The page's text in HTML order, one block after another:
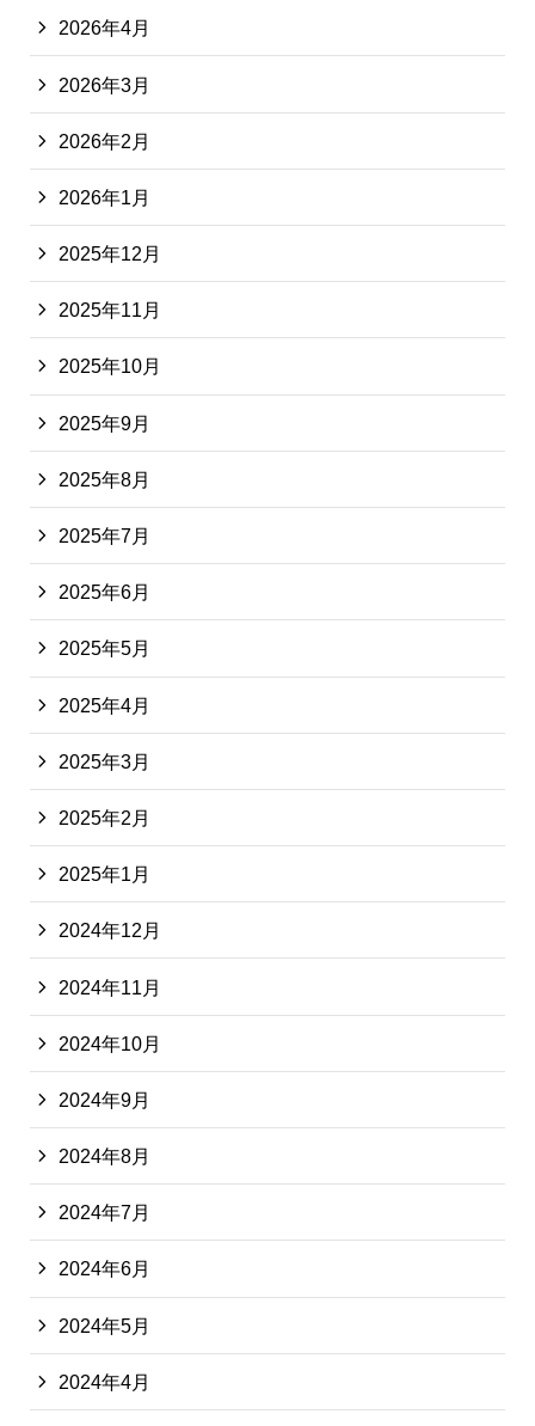
2026年4月
2026年3月
2026年2月
2026年1月
2025年12月
2025年11月
2025年10月
2025年9月
2025年8月
2025年7月
2025年6月
2025年5月
2025年4月
2025年3月
2025年2月
2025年1月
2024年12月
2024年11月
2024年10月
2024年9月
2024年8月
2024年7月
2024年6月
2024年5月
2024年4月